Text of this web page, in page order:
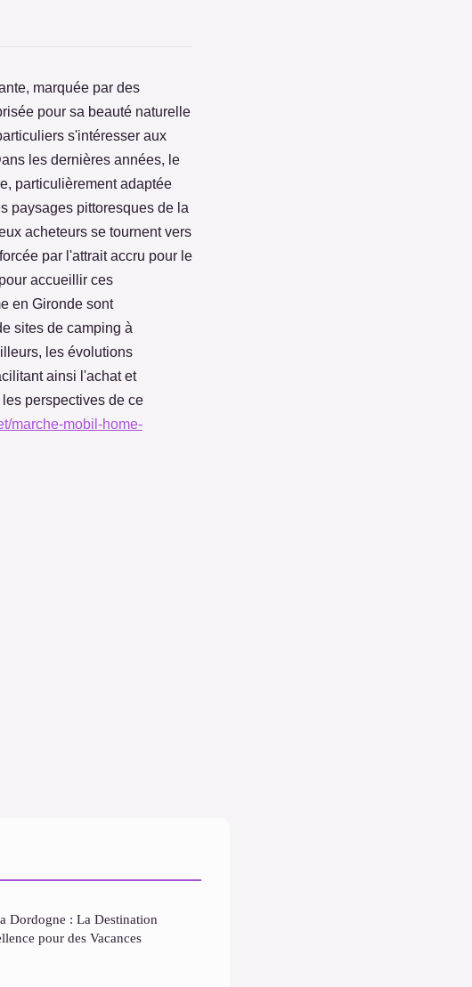
marquée par des
pour sa beauté naturelle
s'intéresser aux
les dernières années, le
particulièrement adaptée
paysages pittoresques de la
acheteurs se tournent vers
par l'attrait accru pour le
accueillir ces
en Gironde sont
sites de camping à
les évolutions
ainsi l'achat et
perspectives de ce
marche-mobil-home-
Dordogne : La Destination
pour des Vacances